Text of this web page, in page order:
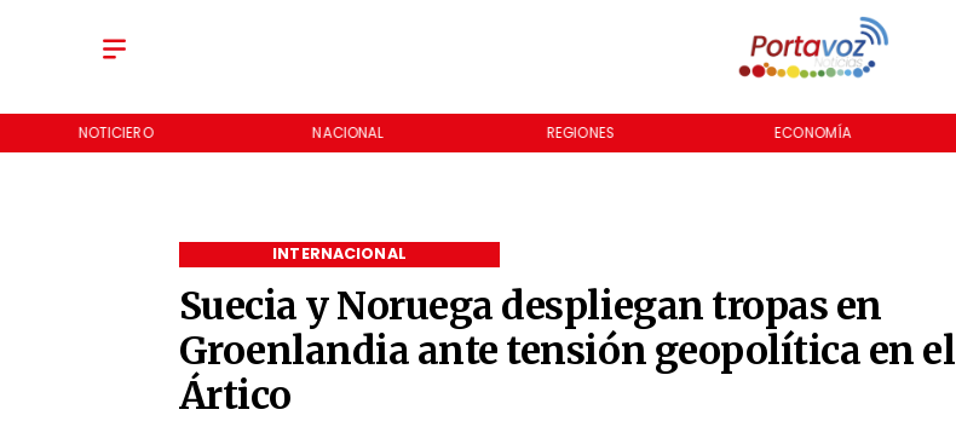
NOTICIERO NACIONAL REGIONES ECONOMÍA
Suecia y Noruega despliegan tropas en
Groenlandia ante tensión geopolítica en el
Ártico
INTERNACIONAL